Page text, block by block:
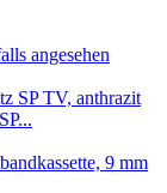
angesehen